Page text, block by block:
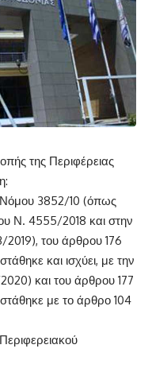
της Περιφέρειας
Νόμου 3852/10 (όπως
Ν. 4555/2018 και στην
του άρθρου 176
και ισχύει, με την
και του άρθρου 177
με το άρθρο 104